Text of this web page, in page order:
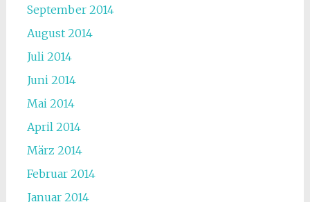
September 2014
August 2014
Juli 2014
Juni 2014
Mai 2014
April 2014
März 2014
Februar 2014
Januar 2014